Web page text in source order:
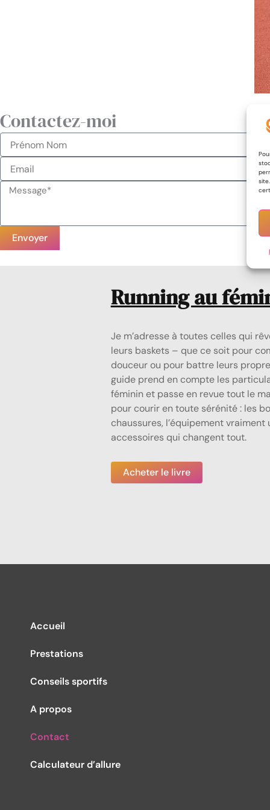
Contactez-moi
Nom
Your
Email*
Message*
Envoyer
Running au
Je m’adresse à toutes celles qui
leurs baskets – que ce soit pour
douceur ou pour battre leurs
guide prend en compte les
féminin et passe en revue tout le
pour courir en toute sérénité : les
chaussures, l’équipement
accessoires qui changent tout.
Acheter le livre
Accueil
Prestations
Conseils sportifs
A propos
Contact
Calculateur d’allure